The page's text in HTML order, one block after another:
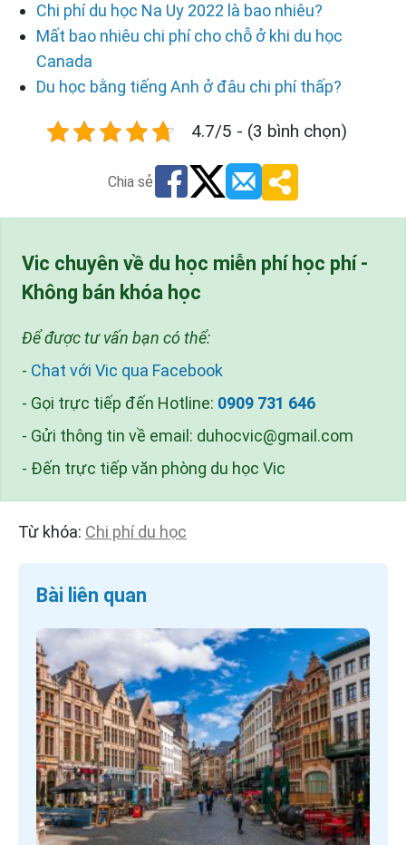
Chi phí du học Na Uy 2022 là bao nhiêu?
Mất bao nhiêu chi phí cho chỗ ở khi du học
Canada
Du học bằng tiếng Anh ở đâu chi phí thấp?
4.7/5 - (3 bình chọn)
Chia sẻ
Vic chuyên về du học miễn phí học phí -
Không bán khóa học
Để được tư vấn bạn có thể:
- Chat với Vic qua Facebook
- Gọi trực tiếp đến Hotline: 0909 731 646
- Gửi thông tin về email: duhocvic@gmail.com
- Đến trực tiếp văn phòng du học Vic
Từ khóa: Chi phí du học
Bài liên quan